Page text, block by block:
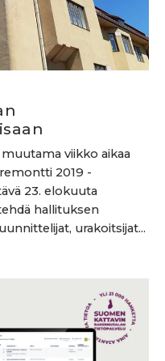
viikko aikaa
2019 -
23. elokuuta
hallituksen
urakoitsijat...